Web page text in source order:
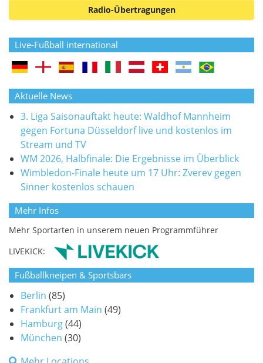
Radio-Übertragungen
Live-Fußball international
Aktuelle News
3. Liga Saisonauftakt heute: Waldhof Mannheim
gegen Fortuna Düsseldorf live und kostenlos im
Stream und TV
WM 2026, Halbfinale: Die Ergebnisse im Überblick
Wimbledon-Finale heute um 17 Uhr: Zverev gegen
Sinner kostenlos schauen
Mehr Infos
Mehr Sportarten in unserem neuen Programmführer
LIVEKICK:
Fußballkneipen & Sportsbars
Berlin (85)
Frankfurt am Main (49)
Hamburg(44)
München (30)